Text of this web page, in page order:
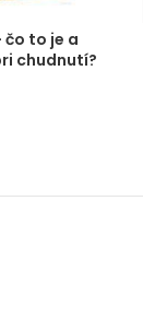
čo to je a
chudnutí?